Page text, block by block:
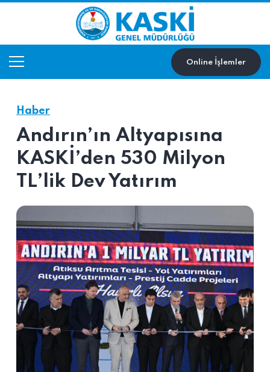
Online İşlemler
Haber
Andırın’ın Altyapısına
KASKİ’den 530 Milyon
TL’lik Dev Yatırım